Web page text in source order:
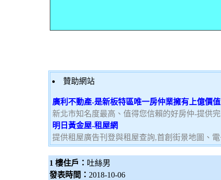
贊助網站
廣利不動產-是新板特區唯一房仲業擁有上億價
新北市知名度最高、值得您信賴的好房仲-提供
明日黃金屋-租屋網
提供租屋廣告刊登與租屋查詢,首創街景地圖、
1 樓住戶： 吐絲男
發表時間： 2018-10-06